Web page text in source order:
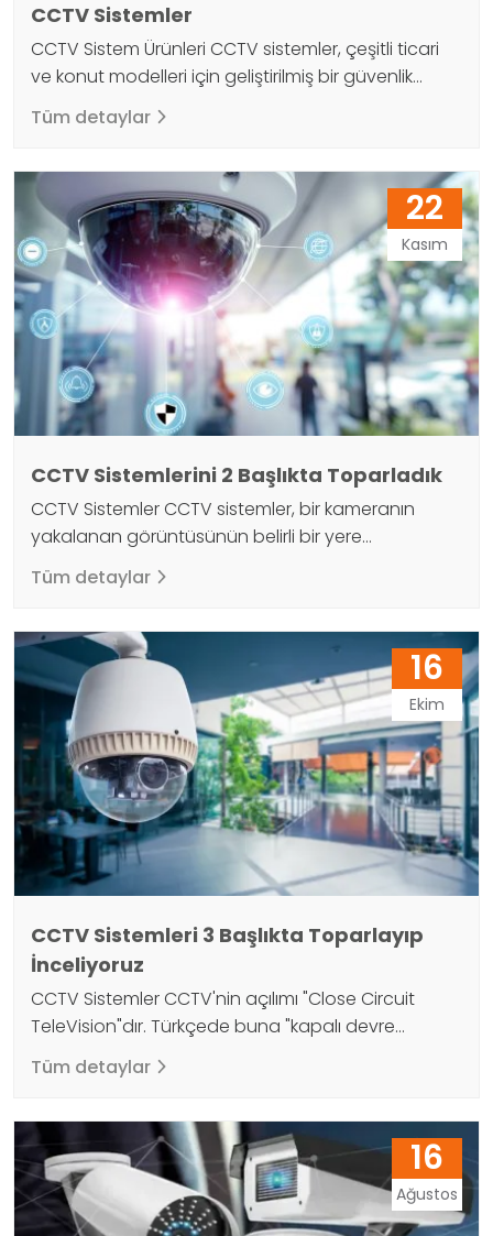
CCTV Sistemler
CCTV Sistem Ürünleri CCTV sistemler, çeşitli ticari
ve konut modelleri için geliştirilmiş bir güvenlik
kamera sistemidir. Günümüzde bu sistem kişi
sayma ve plaka okuma için de kullanılıyor. Ayrıca
Dijinet CCTV sistemlerin iki çeşidi vardır. Bu
çeşitlerden bahsetmeden önce genel olarak
kullanım alanlarını Dijinet ailesi olarak size
bahsedeceğiz. CCTV…
Tüm detaylar
22
Kasım
CCTV Sistemlerini 2 Başlıkta Toparladık
CCTV Sistemler CCTV sistemler, bir kameranın
yakalanan görüntüsünün belirli bir yere
gönderildiği sistemi ifade eder. CCTV sistemler,
Kapalı Devre Televizyon durumunun kısaltmasıdır.
kitlesine yayın yapan televizyonun aksine, CCTV
sistemler belirli bir bölgedeki görüntüyü izlemek için
bir sistem olarak karakterize edilir. CCTV sistemler
günümüzde öncelikle güvenlik için kullanılmaktadır,
ancak…
Tüm detaylar
16
Ekim
CCTV Sistemleri 3 Başlıkta Toparlayıp
İnceliyoruz
CCTV Sistemler CCTV'nin açılımı "Close Circuit
TeleVision"dır. Türkçede buna "kapalı devre
görüntüsü" denir. CCTV sistemler güvenlik amaçlı
kullanılsa da günümüzde; insan sayma, disk
izleme ve analiz seçenekleri mevcuttur. CCTV
Sistemler / Güvenlik Kameraları akıllı ev sistemleri,
aydınlatma sistemleri, kartlı geçiş, hırsız alarmları,
rack kabinetler, anons ve acil…
Tüm detaylar
16
Ağustos